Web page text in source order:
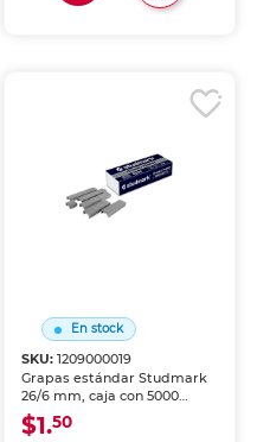
En stock
SKU: 1209000019
Grapas estándar Studmark
26/6 mm, caja con 5000
unidades. Capacidad para
engrapar hasta 30 hojas.
$1.50